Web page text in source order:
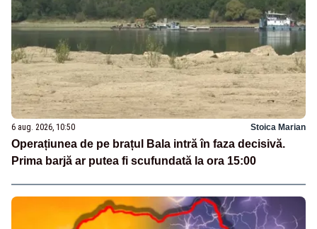
6 aug. 2026, 10:50 Stoica Marian
Operațiunea de pe brațul Bala intră în faza decisivă.
Prima barjă ar putea fi scufundată la ora 15:00